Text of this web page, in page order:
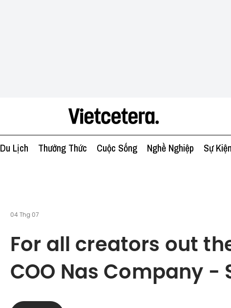
Du Lịch Thưởng Thức Cuộc Sống Nghề Nghiệp Sự Kiện
04 Thg 07
For all creators out
COO Nas Company -